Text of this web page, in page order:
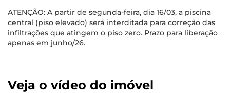
ATENÇÃO: A partir de segunda-feira, dia 16/03, a piscina
central (piso elevado) será interditada para correção das
infiltrações que atingem o piso zero. Prazo para liberação
apenas em junho/26.
Veja o vídeo do imóvel